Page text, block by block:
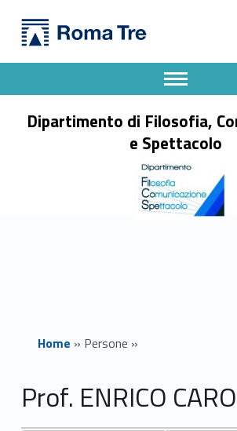
Prof. ENRICO CAROCCI - Dipartimento di Filosofia, Comunicazione e Spettacolo
Dipartimento di Filosofia,
e Spettacolo
Apri il menu secondario
Header info sidebar
Home » Persone »
Prof. ENRICO